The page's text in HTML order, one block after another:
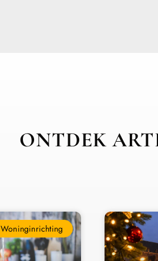
ONTDEK
Woninginrichting